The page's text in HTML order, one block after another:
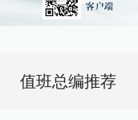
值班总编推荐